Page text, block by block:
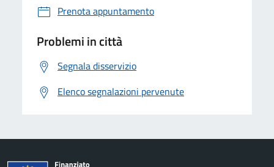
Prenota appuntamento
Problemi in città
Segnala disservizio
Elenco segnalazioni pervenute